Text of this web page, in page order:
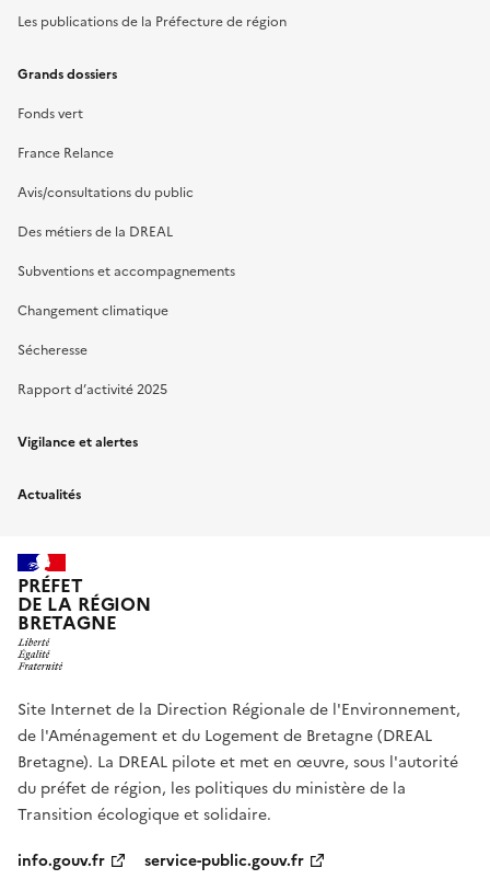
Les publications de la Préfecture de région
Grands dossiers
Fonds vert
France Relance
Avis/consultations du public
Des métiers de la DREAL
Subventions et accompagnements
Changement climatique
Sécheresse
Rapport d’activité 2025
Vigilance et alertes
Actualités
PRÉFET
DE LA RÉGION
BRETAGNE
Site Internet de la Direction Régionale de l'Environnement,
de l'Aménagement et du Logement de Bretagne (DREAL
Bretagne). La DREAL pilote et met en œuvre, sous l'autorité
du préfet de région, les politiques du ministère de la
Transition écologique et solidaire.
info.gouv.fr
service-public.gouv.fr